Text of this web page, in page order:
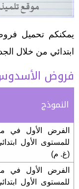
يمكنكم تحميل
ابتدائي من خلال
فروض
النموذج
الفرض الأول في
(غ. م)
الفرض الأول في